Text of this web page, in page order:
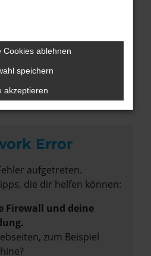
Error
aufgetreten.
die dir helfen können:
Firewall und deine
zum Beispiel
Cookies ablehnen
speichern
akzeptieren